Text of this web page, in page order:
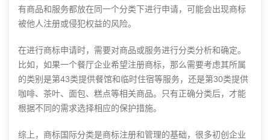
有商品和服务都放在同一个分类下进行申请，可能会出现商标
被他人注册或侵犯权益的风险。
在进行商标申请时，需要对商品或服务进行分类分析和确定。
比如，如果一个餐厅企业希望注册商标，那么需要考虑其所属
的类别是第43类提供餐馆和临时住宿等服务，还是第30类提供
咖啡、茶叶、面包、糕点等相关商品。只有正确分类后，才能
根据不同的需求选择相应的保护措施。
综上，商标国际分类是商标注册和管理的基础，很多初创企业